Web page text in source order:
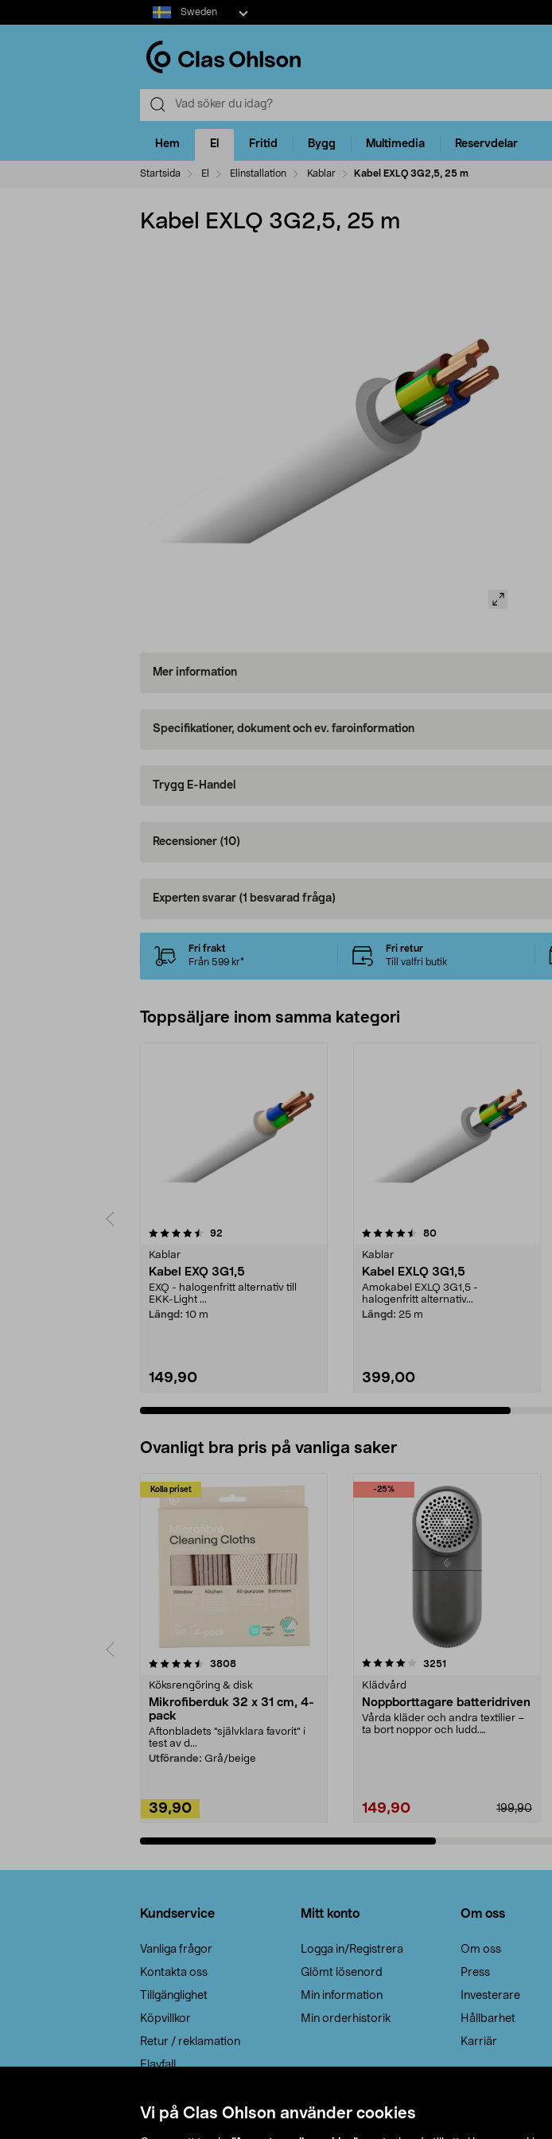
Vi på Clas Ohlson använder cookies
Select
market
Sweden
Hem El Fritid Bygg Multimedia Reservdelar
Startsida El Elinstallation Kablar Kabel EXLQ 3G2,5, 25 m
Kabel EXLQ 3G2,5, 25 m
Mer information
Specifikationer, dokument och ev. faroinformation
Trygg E-Handel
Recensioner (10)
Experten svarar (1 besvarad fråga)
Fri frakt
Från 599 kr*
Fri retur
Till valfri butik
Toppsäljare inom samma kategori
92
Kablar
Kabel EXQ 3G1,5
EXQ - halogenfritt alternativ till
EKK-Light ...
Längd: 10 m
149,90
4.5 av 5 stjärnor 80recensioner
Kablar
Kabel EXLQ 3G1,5
Amokabel EXLQ 3G1,5 -
halogenfritt alternativ...
Längd: 25 m
399,00
4.5 av 5 stjärnor
Ovanligt bra pris på vanliga saker
Kolla priset
3808recensioner
Köksrengöring & disk
Mikrofiberduk 32 x 31 cm, 4-
pack
Aftonbladets "självklara favorit” i
test av d...
Utförande: Grå/beige
39,90
-25%
4.0av 5 stjärnor 3251
Klädvård
Noppborttagare batteridriven
Vårda kläder och andra textilier –
ta bort noppor och ludd.
199,90
149,90
4.5av 5 stjärnor
Kundservice
Vanliga frågor
Kontakta oss
Tillgänglighet
Köpvillkor
Retur / reklamation
Elavfall
Leveransalternativ
Mitt konto
Logga in/Registrera
Glömt lösenord
Min information
Min orderhistorik
Om oss
Om oss
Press
Investerare
Hållbarhet
Karriär